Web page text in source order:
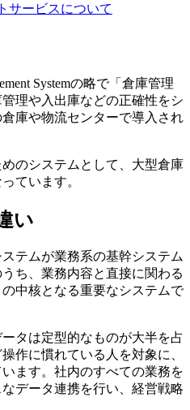
サービスについて
Systemの略で「倉庫管理
理や入出庫などの正確性をシ
庫や物流センターで導入され
のシステムとして、大型倉庫
ています。
い
テムが業務系の基幹システム
ち、業務内容と直接に関わる
中核となる重要なシステムで
タは定型的なものが大半を占
作に慣れている人を対象に、
ます。社内のすべての業務を
データ連携を行い、経営戦略